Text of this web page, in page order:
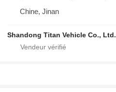
Chine, Jinan
Shandong Titan Vehicle Co., Ltd.